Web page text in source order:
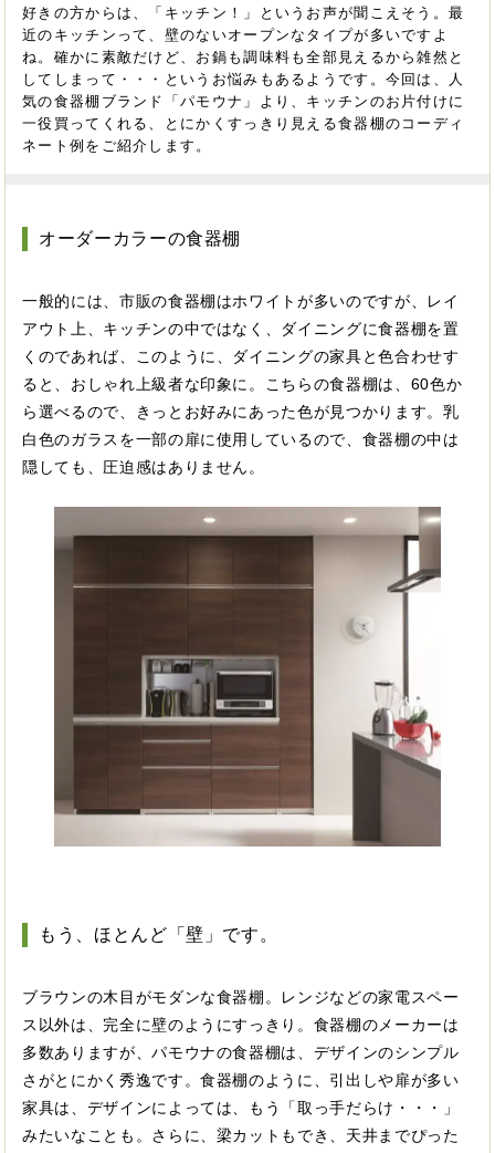
好きの方からは、「キッチン！」というお声が聞こえそう。最
近のキッチンって、壁のないオープンなタイプが多いですよ
ね。確かに素敵だけど、お鍋も調味料も全部見えるから雑然と
してしまって・・・というお悩みもあるようです。今回は、人
気の食器棚ブランド「パモウナ」より、キッチンのお片付けに
一役買ってくれる、とにかくすっきり見える食器棚のコーディ
ネート例をご紹介します。
オーダーカラーの食器棚
一般的には、市販の食器棚はホワイトが多いのですが、レイ
アウト上、キッチンの中ではなく、ダイニングに食器棚を置
くのであれば、このように、ダイニングの家具と色合わせす
ると、おしゃれ上級者な印象に。こちらの食器棚は、60色か
ら選べるので、きっとお好みにあった色が見つかります。乳
白色のガラスを一部の扉に使用しているので、食器棚の中は
隠しても、圧迫感はありません。
もう、ほとんど「壁」です。
ブラウンの木目がモダンな食器棚。レンジなどの家電スペー
ス以外は、完全に壁のようにすっきり。食器棚のメーカーは
多数ありますが、パモウナの食器棚は、デザインのシンプル
さがとにかく秀逸です。食器棚のように、引出しや扉が多い
家具は、デザインによっては、もう「取っ手だらけ・・・」
みたいなことも。さらに、梁カットもでき、天井までぴった